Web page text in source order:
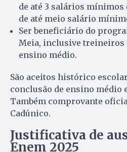
de até 3 salários mínimos
de até meio salário
Ser beneficiário do
Meia, inclusive treineiros
ensino médio.
São aceitos histórico
conclusão de ensino médio
Também comprovante
Cadúnico.
Justificativa de
Enem 2025